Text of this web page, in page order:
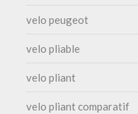
velo peugeot
velo pliable
velo pliant
velo pliant comparatif